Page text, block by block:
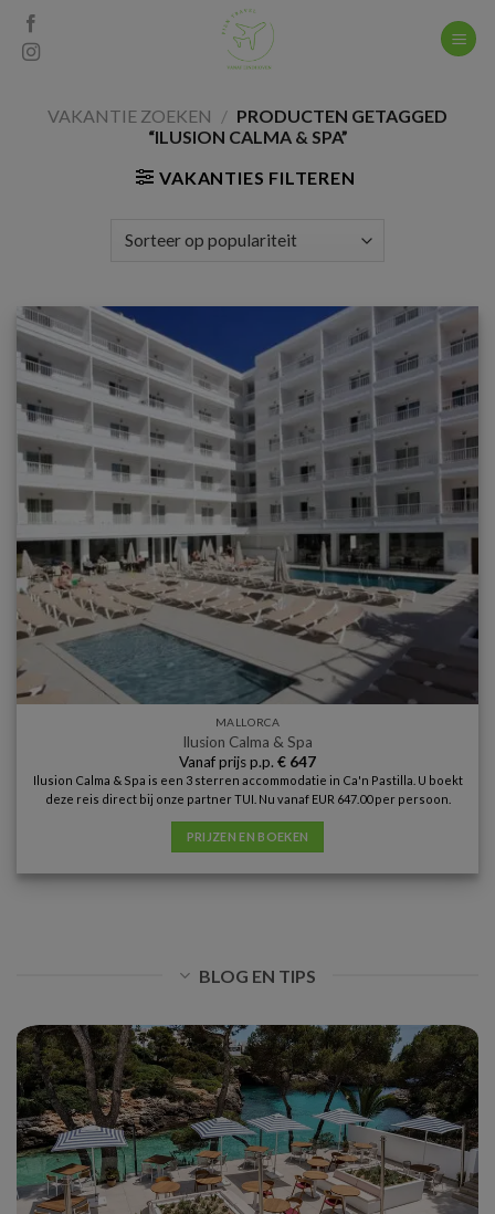
Skip
content
VAKANTIE ZOEKEN / PRODUCTEN GETAGGED
“ILUSION CALMA & SPA”
VAKANTIES FILTEREN
MALLORCA
Ilusion Calma & Spa
Vanaf prijs p.p. € 647
Ilusion Calma & Spa is een 3 sterren accommodatie in Ca'n Pastilla. U boekt
deze reis direct bij onze partner TUI. Nu vanaf EUR 647.00 per persoon.
PRIJZEN EN BOEKEN
BLOG EN TIPS